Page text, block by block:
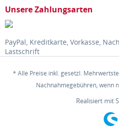
Unsere Zahlungsarten
PayPal, Kreditkarte, Vorkasse,
Lastschrift
* Alle Preise inkl. gesetzl.
Nachnahmegebühren, wenn
Realisiert mit